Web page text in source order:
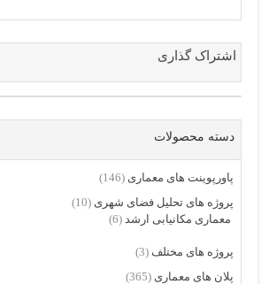
اشتراک گذاری
دسته محصولات
پاورپوینت های معماری (146)
پروژه های تحلیل فضای شهری (10)
معماری مکانیابی ارشد (6)
پروژه های مختلف (3)
پلان های معماری (365)